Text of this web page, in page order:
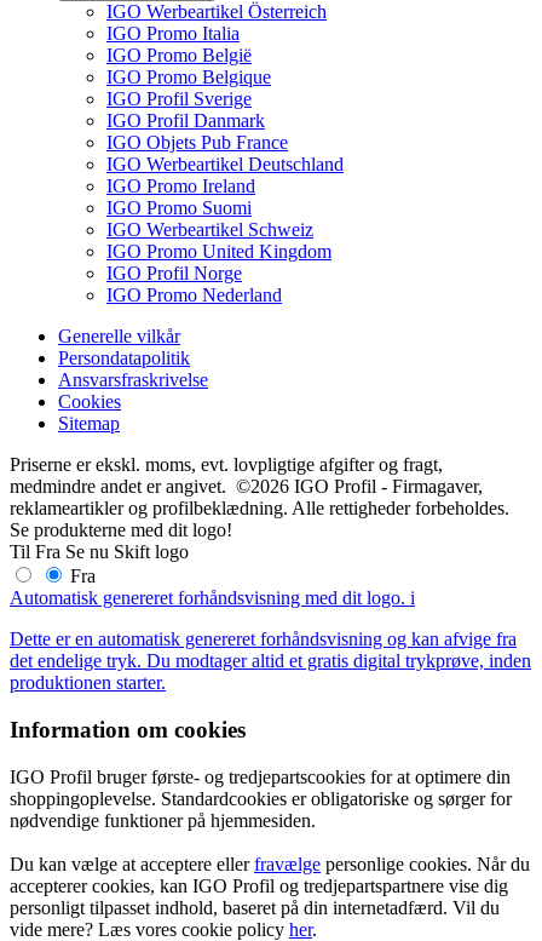
IGO Werbeartikel Österreich
IGO Promo Italia
IGO Promo België
IGO Promo Belgique
IGO Profil Sverige
IGO Profil Danmark
IGO Objets Pub France
IGO Werbeartikel Deutschland
IGO Promo Ireland
IGO Promo Suomi
IGO Werbeartikel Schweiz
IGO Promo United Kingdom
IGO Profil Norge
IGO Promo Nederland
Generelle vilkår
Persondatapolitik
Ansvarsfraskrivelse
Cookies
Sitemap
Priserne er ekskl. moms, evt. lovpligtige afgifter og fragt,
medmindre andet er angivet. ©2026 IGO Profil - Firmagaver,
reklameartikler og profilbeklædning. Alle rettigheder forbeholdes.
Se produkterne med dit logo!
Til Fra Se nu Skift logo
Fra
Automatisk genereret forhåndsvisning med dit logo. i
Dette er en automatisk genereret forhåndsvisning og kan afvige fra
det endelige tryk. Du modtager altid et gratis digital trykprøve, inden
produktionen starter.
Information om cookies
IGO Profil bruger første- og tredjepartscookies for at optimere din
shoppingoplevelse. Standardcookies er obligatoriske og sørger for
nødvendige funktioner på hjemmesiden.
Du kan vælge at acceptere ellerfravælge personlige cookies. Når du
accepterer cookies, kan IGO Profil og tredjepartspartnere vise dig
personligt tilpasset indhold, baseret på din internetadfærd. Vil du
vide mere? Læs vores cookie policy her.